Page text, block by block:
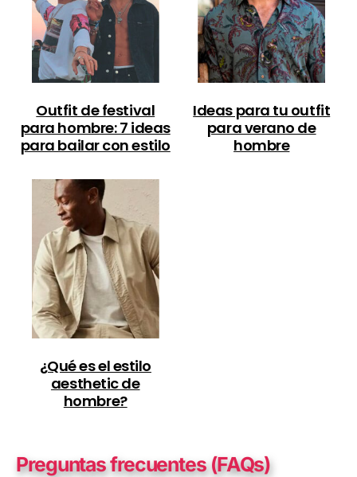
Outfit de festival
para hombre: 7 ideas
para bailar con estilo
Ideas para tu outfit
para verano de
hombre
¿Qué es el estilo
aesthetic de
hombre?
Preguntas frecuentes (FAQs)